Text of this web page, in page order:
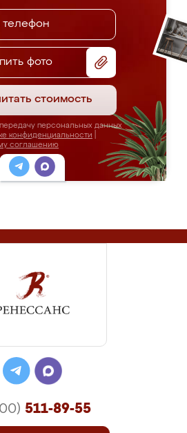
фото
стоимость
персональных данных
конфиденциальности
соглашению
511-89-55